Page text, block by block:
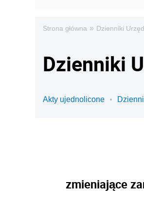
Strona główna » Dzienniki
Dzienniki
Akty ujednolicone
zmieniające